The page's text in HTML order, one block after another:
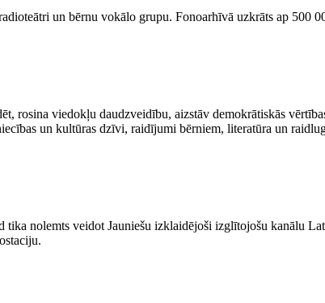
un bērnu vokālo grupu. Fonoarhīvā uzkrāts ap 500
rosina viedokļu daudzveidību, aizstāv demokrātiskās
un kultūras dzīvi, raidījumi bērniem, literatūra un
nolemts veidot Jauniešu izklaidējoši izglītojošu kanālu